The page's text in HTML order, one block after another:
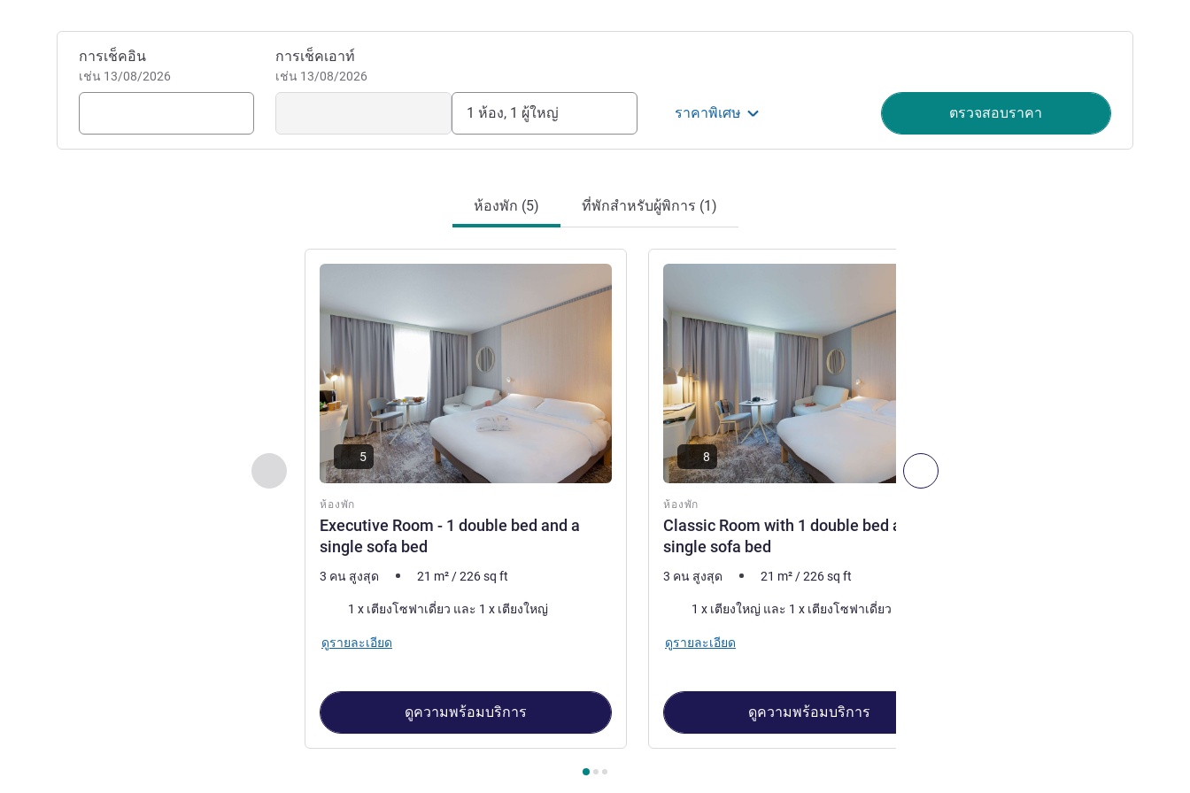
Jérémy Chuard ฝ่ายบริหารโรงแรม
จองโรงแรมนี้
การเช็คอิน
เช่น 13/08/2026
การเช็คเอาท์
เช่น 13/08/2026
1 ห้อง, 1 ผู้ใหญ่ ราคาพิเศษ ตรวจสอบราคา
ห้องพัก (5) ที่พักสำหรับผู้พิการ (1)
ก่อนหน้า - ห้องพัก ถัดไป - ห้องพัก
ห้องพัก
Executive Room - 1 double bed and a
single sofa bed
ดูรายละเอียด
5
3 คน สูงสุด 21 m² /226sq ft
เครื่องนอน 1 x เตียงโซฟาเดี่ยว และ 1 x เตียงใหญ่
ดูรายละเอียด
ดูความพร้อมบริการ
ห้องพัก
Classic Room with 1 double bed and 1
single sofa bed
ดูรายละเอียด
8
3 คน สูงสุด 21 m² /226sq ft
เครื่องนอน 1 x เตียงใหญ่ และ 1 x เตียงโซฟาเดี่ยว
ดูรายละเอียด
ดูความพร้อมบริการ